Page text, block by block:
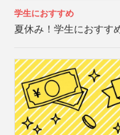
学生におすすめ
夏休み！学生におすす